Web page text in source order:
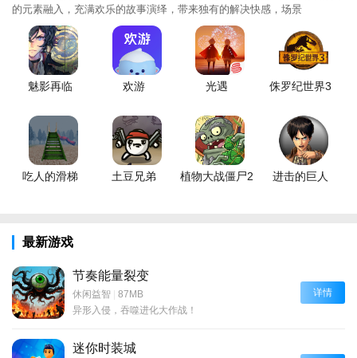
的元素融入，充满欢乐的故事演绎，带来独有的解决快感，场景
魅影再临 欢游 光遇 侏罗纪世界3
吃人的滑梯 土豆兄弟 植物大战僵尸2 进击的巨人
最新游戏
节奏能量裂变
休闲益智 | 87MB
异形入侵，吞噬进化大作战！
详情
迷你时装城